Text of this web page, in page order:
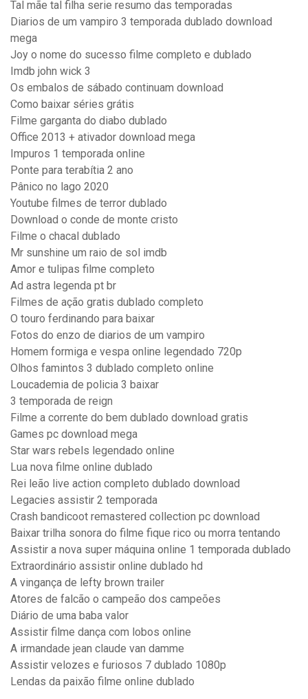
Tal mãe tal filha serie resumo das temporadas
Diarios de um vampiro 3 temporada dublado download
mega
Joy o nome do sucesso filme completo e dublado
Imdb john wick 3
Os embalos de sábado continuam download
Como baixar séries grátis
Filme garganta do diabo dublado
Office 2013 + ativador download mega
Impuros 1 temporada online
Ponte para terabítia 2 ano
Pânico no lago 2020
Youtube filmes de terror dublado
Download o conde de monte cristo
Filme o chacal dublado
Mr sunshine um raio de sol imdb
Amor e tulipas filme completo
Ad astra legenda pt br
Filmes de ação gratis dublado completo
O touro ferdinando para baixar
Fotos do enzo de diarios de um vampiro
Homem formiga e vespa online legendado 720p
Olhos famintos 3 dublado completo online
Loucademia de policia 3 baixar
3 temporada de reign
Filme a corrente do bem dublado download gratis
Games pc download mega
Star wars rebels legendado online
Lua nova filme online dublado
Rei leão live action completo dublado download
Legacies assistir 2 temporada
Crash bandicoot remastered collection pc download
Baixar trilha sonora do filme fique rico ou morra tentando
Assistir a nova super máquina online 1 temporada dublado
Extraordinário assistir online dublado hd
A vingança de lefty brown trailer
Atores de falcão o campeão dos campeões
Diário de uma baba valor
Assistir filme dança com lobos online
A irmandade jean claude van damme
Assistir velozes e furiosos 7 dublado 1080p
Lendas da paixão filme online dublado